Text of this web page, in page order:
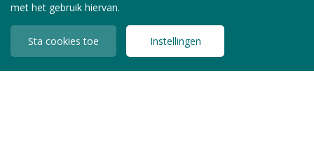
met het gebruik hiervan.
Sta cookies toe Instellingen